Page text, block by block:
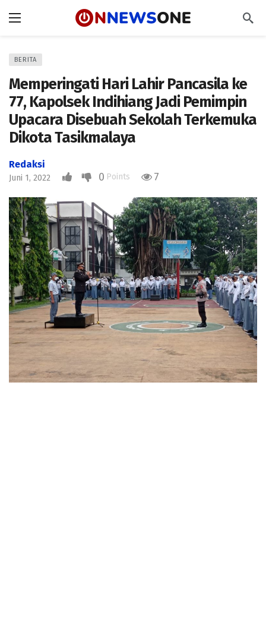
BERITA
Memperingati Hari Lahir Pancasila ke
77, Kapolsek Indihiang Jadi Pemimpin
Upacara Disebuah Sekolah Terkemuka
Dikota Tasikmalaya
Redaksi
Juni 1, 2022 0 Points 7